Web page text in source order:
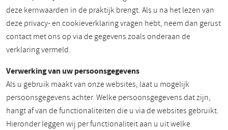
deze kernwaarden in de praktijk brengt. Als u na het lezen van
deze privacy- en cookieverklaring vragen hebt, neem dan gerust
contact met ons op via de gegevens zoals onderaan de
verklaring vermeld.
Verwerking van uw persoonsgegevens
Als u gebruik maakt van onze websites, laat u mogelijk
persoonsgegevens achter. Welke persoonsgegevens dat zijn,
hangt af van de functionaliteiten die u via de websites gebruikt.
Hieronder leggen wij per functionaliteit aan u uit welke